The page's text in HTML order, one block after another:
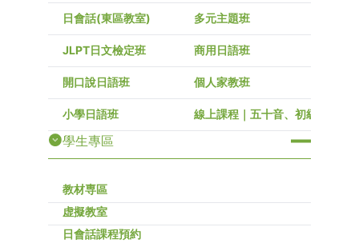
日會話(東區教室) 多元主題班
JLPT日文檢定班 商用日語班
開口說日語班 個人家教班
小學日語班 線上課程｜五十音、初級～高級
學生專區
教材専區
虚擬教室
日會話課程預約